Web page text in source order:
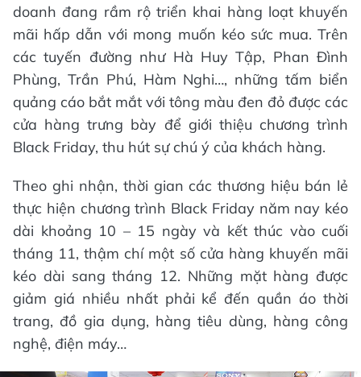
doanh đang rầm rộ triển khai hàng loạt khuyến
mãi hấp dẫn với mong muốn kéo sức mua. Trên
các tuyến đường như Hà Huy Tập, Phan Đình
Phùng, Trần Phú, Hàm Nghi…, những tấm biển
quảng cáo bắt mắt với tông màu đen đỏ được các
cửa hàng trưng bày để giới thiệu chương trình
Black Friday, thu hút sự chú ý của khách hàng.
Theo ghi nhận, thời gian các thương hiệu bán lẻ
thực hiện chương trình Black Friday năm nay kéo
dài khoảng 10 – 15 ngày và kết thúc vào cuối
tháng 11, thậm chí một số cửa hàng khuyến mãi
kéo dài sang tháng 12. Những mặt hàng được
giảm giá nhiều nhất phải kể đến quần áo thời
trang, đồ gia dụng, hàng tiêu dùng, hàng công
nghệ, điện máy…